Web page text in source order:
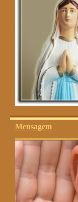
Mensagem